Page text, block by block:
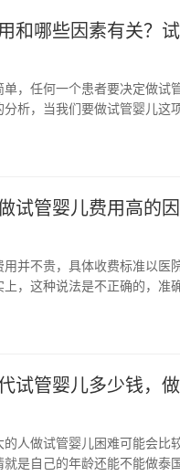
和哪些因素有关？
，任何一个患者要决定做试
析，当我们要做试管婴儿这
试管婴儿费用高的
并不贵，具体收费标准以医
，这种说法是不正确的，准
试管婴儿多少钱，
人做试管婴儿困难可能会比
是自己的年龄还能不能做泰